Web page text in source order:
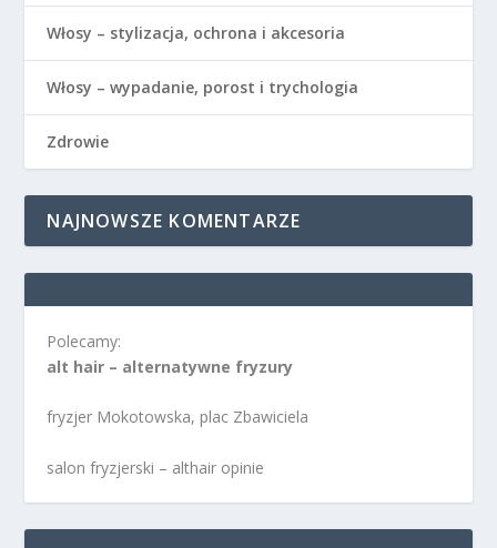
Włosy – stylizacja, ochrona i akcesoria
Włosy – wypadanie, porost i trychologia
Zdrowie
NAJNOWSZE KOMENTARZE
Polecamy:
alt hair – alternatywne fryzury
fryzjer Mokotowska, plac Zbawiciela
salon fryzjerski – althair opinie